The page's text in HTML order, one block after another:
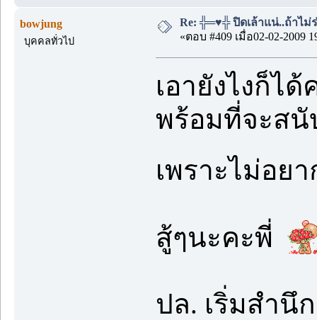
bowjung
บุคคลทั่วไป
Re: ╬═♥╬ ปิดเล้าแน่..ถ้าไ
«ตอบ #409 เมื่อ02-02-2009
เอายังไงก็ไ
พร้อมที่จะสนั
เพราะไม่อย
สู้ๆนะคะพี่
ปล. เริ่มสำนึ